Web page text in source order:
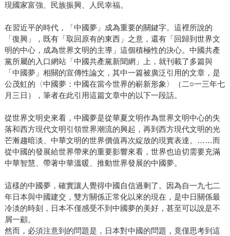
現國家富強、民族振興、人民幸福。
在習近平的時代，「中國夢」成為重要的關鍵字。這裡所說的
「復興」，既有「取回原有的東西」之意，還有「回歸到世界文
明的中心，成為世界文明的主導」這個積極性的決心。中國共產
黨所屬的入口網站「中國共產黨新聞網」上，就刊載了多篇與
「中國夢」相關的宣傳性論文，其中一篇被廣泛引用的文章，是
公茂虹的〈中國夢：中國在當今世界的嶄新形象〉（二○一三年七
月三日），筆者在此引用這篇文章中的以下一段話。
從世界文明史來看，中國夢是從華夏文明作為世界文明中心的失
落和西方現代文明引領世界潮流的興起，再到西方現代文明的光
芒漸趨暗淡、中華文明的世界價值再次綻放的現實表達。……而
從中國的發展給世界帶來的重要影響來看，世界也迫切需要充滿
中華智慧、帶著中華溫暖、推動世界發展的中國夢。
這樣的中國夢，確實讓人覺得中國自信過剩了。因為自一九七二
年日本與中國建交，雙方關係正常化以來的現在，是中日關係最
冷淡的時刻，日本不僅感受不到中國夢的美好，甚至可以說是不
屑一顧。
然而，必須注意到的問題是，日本對中國的問題，竟僅思考到這